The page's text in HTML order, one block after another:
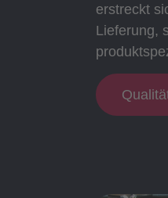
erstreckt
Lieferung,